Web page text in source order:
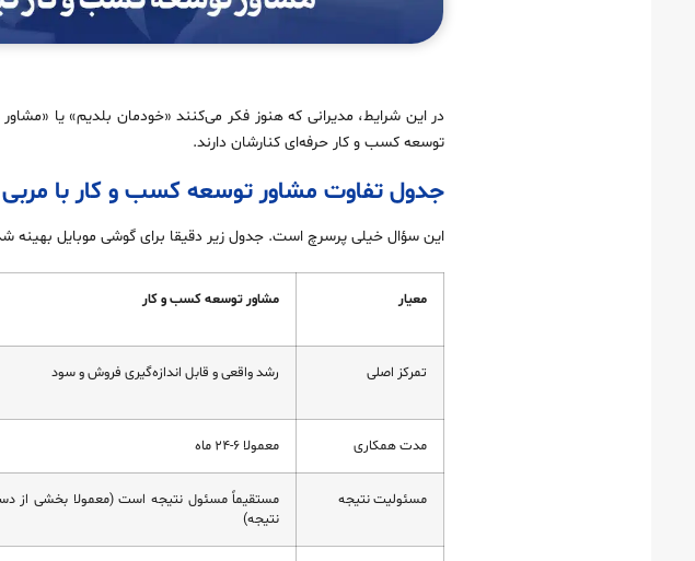
در این شرایط، مدیرانی که هنوز فکر می‌کنند «خودمان بلدیم» یا
توسعه کسب و کار حرفه‌ای کنارشان دارند.
جدول تفاوت مشاور توسعه کسب و کار با
این سؤال خیلی پرسرچ است. جدول زیر دقیقا برای گوشی موبایل بهینه
معیار مشاور توسعه کسب و کار
تمرکز اصلی رشد واقعی و قابل اندازه‌گیری فروش و سود
مدت همکاری معمولا ۶-۲۴ ماه
مسئولیت نتیجه
مستقیماً مسئول نتیجه است (معمولا بخشی از
نتیجه)